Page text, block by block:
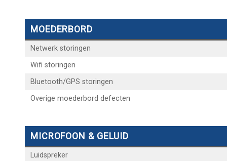
MOEDERBORD
Netwerk storingen
Wifi storingen
Bluetooth/GPS storingen
Overige moederbord defecten
MICROFOON & GELUID
Luidspreker